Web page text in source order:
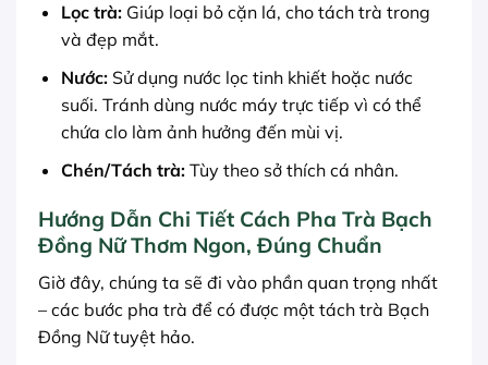
Lọc trà:Giúp loại bỏ cặn lá, cho tách trà trong
và đẹp mắt.
Nước:Sử dụng nước lọc tinh khiết hoặc nước
suối. Tránh dùng nước máy trực tiếp vì có thể
chứa clo làm ảnh hưởng đến mùi vị.
Chén/Tách trà:Tùy theo sở thích cá nhân.
Hướng Dẫn Chi Tiết Cách Pha Trà Bạch
Đồng Nữ Thơm Ngon, Đúng Chuẩn
Giờ đây, chúng ta sẽ đi vào phần quan trọng nhất
– các bước pha trà để có được một tách trà Bạch
Đồng Nữ tuyệt hảo.